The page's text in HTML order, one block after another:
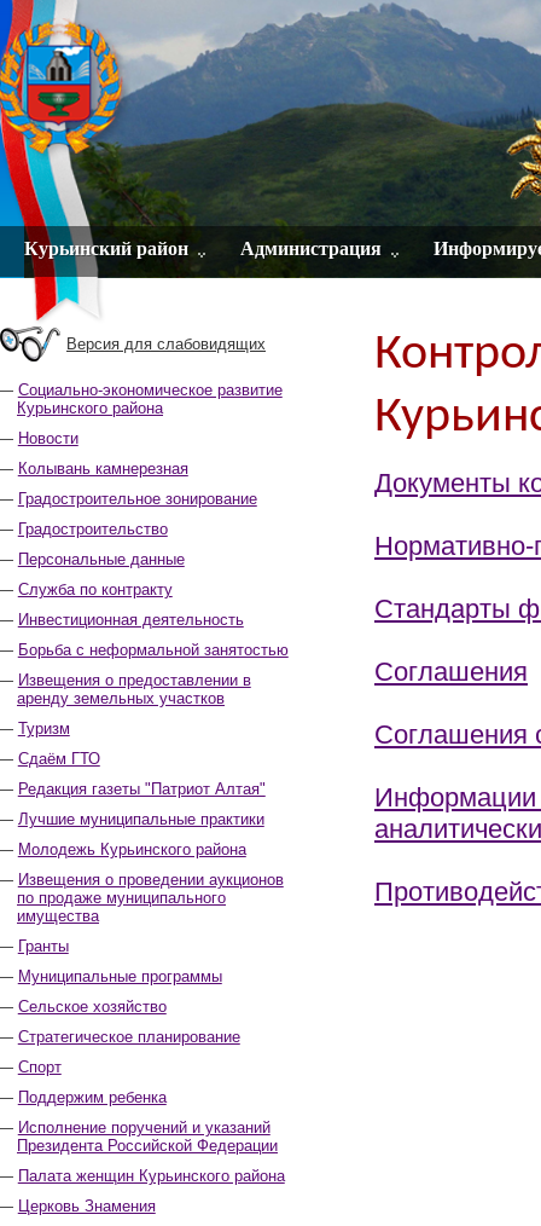
Курьинский район Администрация
Версия для слабовидящих
Социально-экономическое развитие
Курьинского района
Новости
Колывань камнерезная
Градостроительное зонирование
Градостроительство
Персональные данные
Служба по контракту
Инвестиционная деятельность
Борьба с неформальной занятостью
Извещения о предоставлении в
аренду земельных участков
Туризм
Сдаём ГТО
Редакция газеты "Патриот Алтая"
Лучшие муниципальные практики
Молодежь Курьинского района
Извещения о проведении аукционов
по продаже муниципального
имущества
Гранты
Муниципальные программы
Сельское хозяйство
Стратегическое планирование
Спорт
Поддержим ребенка
Исполнение поручений и указаний
Президента Российской Федерации
Палата женщин Курьинского района
Церковь Знамения
Документы
Нормативно-
Стандарты
Соглашения
Соглашения
Информации